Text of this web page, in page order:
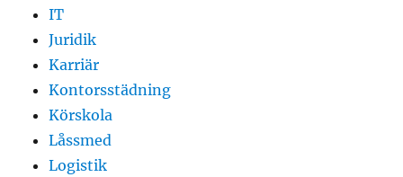
IT
Juridik
Karriär
Kontorsstädning
Körskola
Låssmed
Logistik